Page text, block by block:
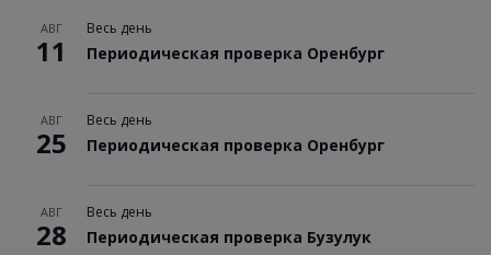
АВГ
11
Весь день
Периодическая проверка Оренбург
АВГ
25
Весь день
Периодическая проверка Оренбург
АВГ
28
Весь день
Периодическая проверка Бузулук